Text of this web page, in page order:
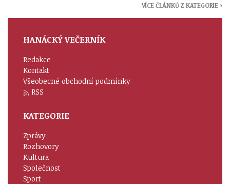
VÍCE ČLÁNKŮ Z KATEGORIE ›
HANÁCKÝ VEČERNÍK
Redakce
Kontakt
Všeobecné obchodní podmínky
RSS
KATEGORIE
Zprávy
Rozhovory
Kultura
Společnost
Sport